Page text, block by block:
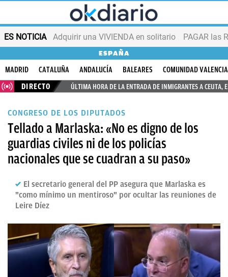
ES NOTICIA Adquirir una VIVIENDA en solitario PAGAR las
ESPAÑA
MADRID CATALUÑA ANDALUCÍA BALEARES
COMUNIDAD
DIRECTO
ÚLTIMA HORA DE LA ENTRADA DE INMIGRANTES A CEUTA,
CONGRESO DE LOS DIPUTADOS
Tellado a Marlaska: «No es digno de los
guardias civiles ni de los policías
nacionales que se cuadran a su paso»
El secretario general del PP asegura que Marlaska es
"como mínimo un mentiroso" por ocultar las reuniones de
Leire Díez